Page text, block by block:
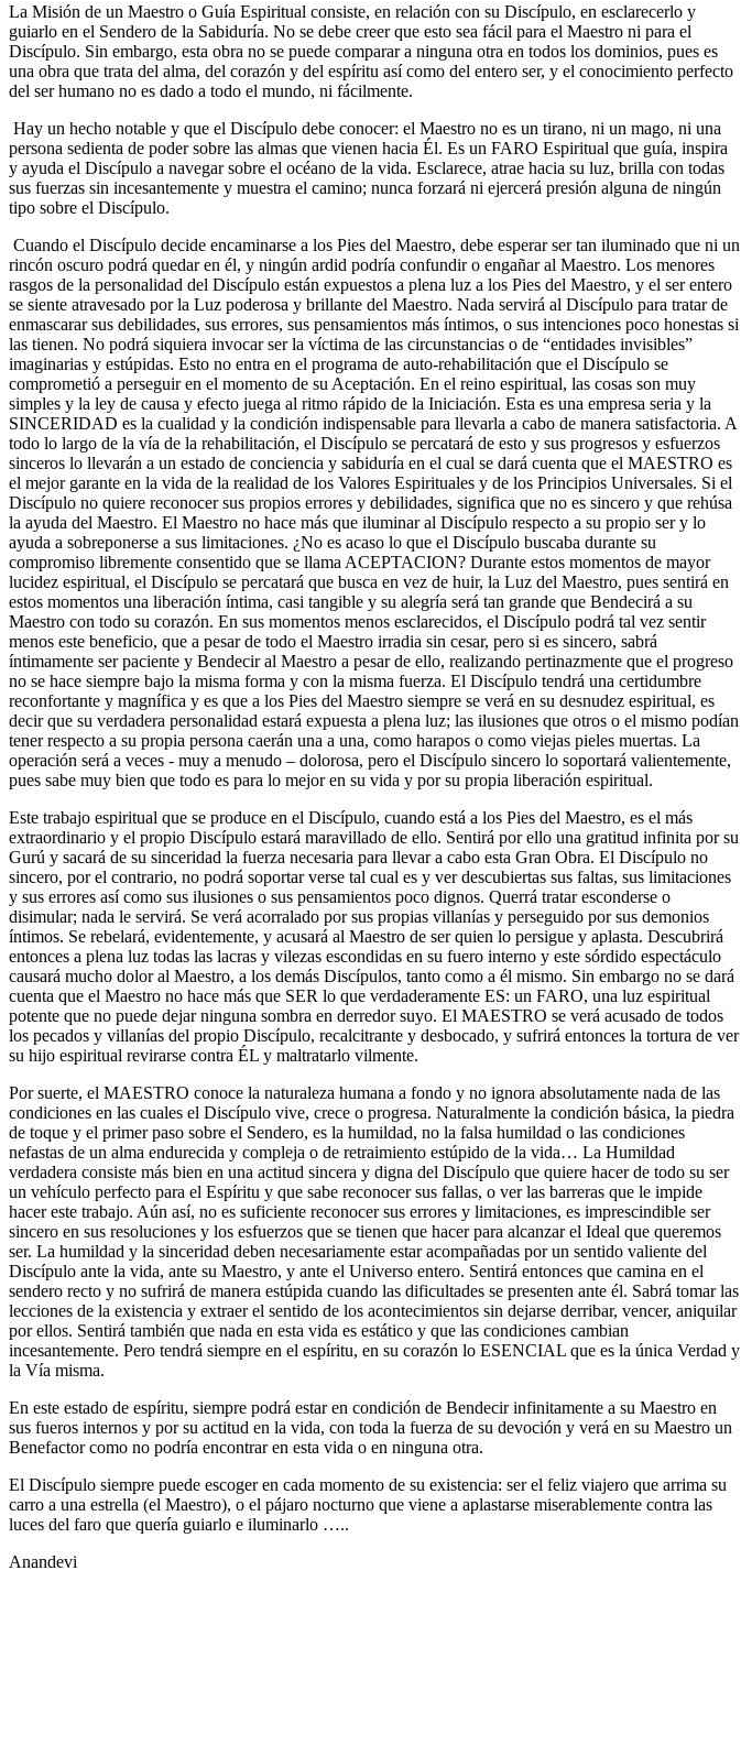
La Misión de un Maestro o Guía Espiritual consiste, en relación con su Discípulo, en esclarecerlo y
guiarlo en el Sendero de la Sabiduría. No se debe creer que esto sea fácil para el Maestro ni para el
Discípulo. Sin embargo, esta obra no se puede comparar a ninguna otra en todos los dominios, pues es
una obra que trata del alma, del corazón y del espíritu así como del entero ser, y el conocimiento perfecto
del ser humano no es dado a todo el mundo, ni fácilmente.
Hay un hecho notable y que el Discípulo debe conocer: el Maestro no es un tirano, ni un mago, ni una
persona sedienta de poder sobre las almas que vienen hacia Él. Es un FARO Espiritual que guía, inspira
y ayuda el Discípulo a navegar sobre el océano de la vida. Esclarece, atrae hacia su luz, brilla con todas
sus fuerzas sin incesantemente y muestra el camino; nunca forzará ni ejercerá presión alguna de ningún
tipo sobre el Discípulo.
Cuando el Discípulo decide encaminarse a los Pies del Maestro, debe esperar ser tan iluminado que ni un
rincón oscuro podrá quedar en él, y ningún ardid podría confundir o engañar al Maestro. Los menores
rasgos de la personalidad del Discípulo están expuestos a plena luz a los Pies del Maestro, y el ser entero
se siente atravesado por la Luz poderosa y brillante del Maestro. Nada servirá al Discípulo para tratar de
enmascarar sus debilidades, sus errores, sus pensamientos más íntimos, o sus intenciones poco honestas si
las tienen. No podrá siquiera invocar ser la víctima de las circunstancias o de “entidades invisibles”
imaginarias y estúpidas. Esto no entra en el programa de auto-rehabilitación que el Discípulo se
comprometió a perseguir en el momento de su Aceptación. En el reino espiritual, las cosas son muy
simples y la ley de causa y efecto juega al ritmo rápido de la Iniciación. Esta es una empresa seria y la
SINCERIDAD es la cualidad y la condición indispensable para llevarla a cabo de manera satisfactoria. A
todo lo largo de la vía de la rehabilitación, el Discípulo se percatará de esto y sus progresos y esfuerzos
sinceros lo llevarán a un estado de conciencia y sabiduría en el cual se dará cuenta que el MAESTRO es
el mejor garante en la vida de la realidad de los Valores Espirituales y de los Principios Universales. Si el
Discípulo no quiere reconocer sus propios errores y debilidades, significa que no es sincero y que rehúsa
la ayuda del Maestro. El Maestro no hace más que iluminar al Discípulo respecto a su propio ser y lo
ayuda a sobreponerse a sus limitaciones. ¿No es acaso lo que el Discípulo buscaba durante su
compromiso libremente consentido que se llama ACEPTACION? Durante estos momentos de mayor
lucidez espiritual, el Discípulo se percatará que busca en vez de huir, la Luz del Maestro, pues sentirá en
estos momentos una liberación íntima, casi tangible y su alegría será tan grande que Bendecirá a su
Maestro con todo su corazón. En sus momentos menos esclarecidos, el Discípulo podrá tal vez sentir
menos este beneficio, que a pesar de todo el Maestro irradia sin cesar, pero si es sincero, sabrá
íntimamente ser paciente y Bendecir al Maestro a pesar de ello, realizando pertinazmente que el progreso
no se hace siempre bajo la misma forma y con la misma fuerza. El Discípulo tendrá una certidumbre
reconfortante y magnífica y es que a los Pies del Maestro siempre se verá en su desnudez espiritual, es
decir que su verdadera personalidad estará expuesta a plena luz; las ilusiones que otros o el mismo podían
tener respecto a su propia persona caerán una a una, como harapos o como viejas pieles muertas. La
operación será a veces - muy a menudo – dolorosa, pero el Discípulo sincero lo soportará valientemente,
pues sabe muy bien que todo es para lo mejor en su vida y por su propia liberación espiritual.
Este trabajo espiritual que se produce en el Discípulo, cuando está a los Pies del Maestro, es el más
extraordinario y el propio Discípulo estará maravillado de ello. Sentirá por ello una gratitud infinita por su
Gurú y sacará de su sinceridad la fuerza necesaria para llevar a cabo esta Gran Obra. El Discípulo no
sincero, por el contrario, no podrá soportar verse tal cual es y ver descubiertas sus faltas, sus limitaciones
y sus errores así como sus ilusiones o sus pensamientos poco dignos. Querrá tratar esconderse o
disimular; nada le servirá. Se verá acorralado por sus propias villanías y perseguido por sus demonios
íntimos. Se rebelará, evidentemente, y acusará al Maestro de ser quien lo persigue y aplasta. Descubrirá
entonces a plena luz todas las lacras y vilezas escondidas en su fuero interno y este sórdido espectáculo
causará mucho dolor al Maestro, a los demás Discípulos, tanto como a él mismo. Sin embargo no se dará
cuenta que el Maestro no hace más que SER lo que verdaderamente ES: un FARO, una luz espiritual
potente que no puede dejar ninguna sombra en derredor suyo. El MAESTRO se verá acusado de todos
los pecados y villanías del propio Discípulo, recalcitrante y desbocado, y sufrirá entonces la tortura de ver
su hijo espiritual revirarse contra ÉL y maltratarlo vilmente.
Por suerte, el MAESTRO conoce la naturaleza humana a fondo y no ignora absolutamente nada de las
condiciones en las cuales el Discípulo vive, crece o progresa. Naturalmente la condición básica, la piedra
de toque y el primer paso sobre el Sendero, es la humildad, no la falsa humildad o las condiciones
nefastas de un alma endurecida y compleja o de retraimiento estúpido de la vida… La Humildad
verdadera consiste más bien en una actitud sincera y digna del Discípulo que quiere hacer de todo su ser
un vehículo perfecto para el Espíritu y que sabe reconocer sus fallas, o ver las barreras que le impide
hacer este trabajo. Aún así, no es suficiente reconocer sus errores y limitaciones, es imprescindible ser
sincero en sus resoluciones y los esfuerzos que se tienen que hacer para alcanzar el Ideal que queremos
ser. La humildad y la sinceridad deben necesariamente estar acompañadas por un sentido valiente del
Discípulo ante la vida, ante su Maestro, y ante el Universo entero. Sentirá entonces que camina en el
sendero recto y no sufrirá de manera estúpida cuando las dificultades se presenten ante él. Sabrá tomar las
lecciones de la existencia y extraer el sentido de los acontecimientos sin dejarse derribar, vencer, aniquilar
por ellos. Sentirá también que nada en esta vida es estático y que las condiciones cambian
incesantemente. Pero tendrá siempre en el espíritu, en su corazón lo ESENCIAL que es la única Verdad y
la Vía misma.
En este estado de espíritu, siempre podrá estar en condición de Bendecir infinitamente a su Maestro en
sus fueros internos y por su actitud en la vida, con toda la fuerza de su devoción y verá en su Maestro un
Benefactor como no podría encontrar en esta vida o en ninguna otra.
El Discípulo siempre puede escoger en cada momento de su existencia: ser el feliz viajero que arrima su
carro a una estrella (el Maestro), o el pájaro nocturno que viene a aplastarse miserablemente contra las
luces del faro que quería guiarlo e iluminarlo …..
Anandevi